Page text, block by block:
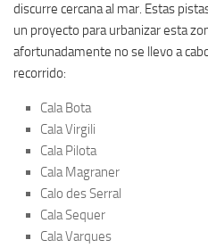
discurre cercana al mar. Estas
un proyecto para urbanizar esta
afortunadamente no se llevo a
recorrido:
Cala Bota
Cala Virgili
Cala Pilota
Cala Magraner
Calo des Serral
Cala Sequer
Cala Varques